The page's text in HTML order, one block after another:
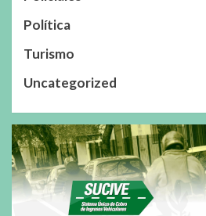
Política
Turismo
Uncategorized